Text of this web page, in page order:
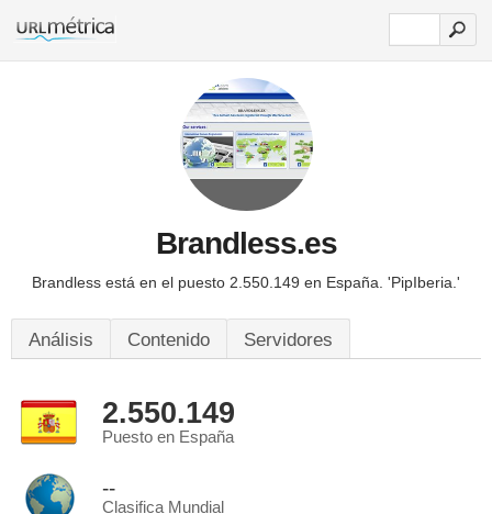
Brandless.es
Brandless está en el puesto 2.550.149 en España. 'PipIberia.'
Análisis Contenido Servidores
2.550.149
Puesto en España
--
Clasifica Mundial